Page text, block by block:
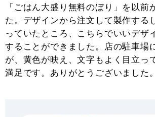
「ごはん大盛り無料のぼり」を以前
た。デザインから注文して製作する
っていたところ、こちらでいいデザ
することができました。店の駐車場
が、黄色が映え、文字もよく目立っ
満足です。ありがとうございました。